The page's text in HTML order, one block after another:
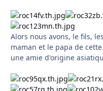
Alors nous avons, le fils,
maman et le papa de
une amie d'origine